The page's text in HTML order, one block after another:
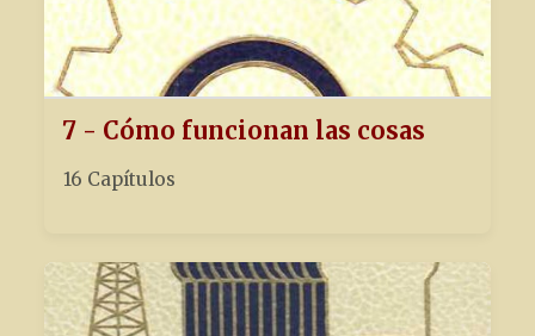
7 - Cómo funcionan las cosas
16 Capítulos